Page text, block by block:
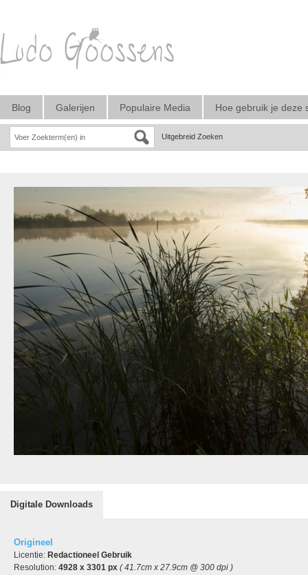
Blog Galerijen Populaire Media Hoe gebruik je deze
Uitgebreid Zoeken
Digitale Downloads
Origineel
Licentie: Redactioneel Gebruik
Resolution: 4928 x 3301 px ( 41.7cm x 27.9cm @ 300 dpi )